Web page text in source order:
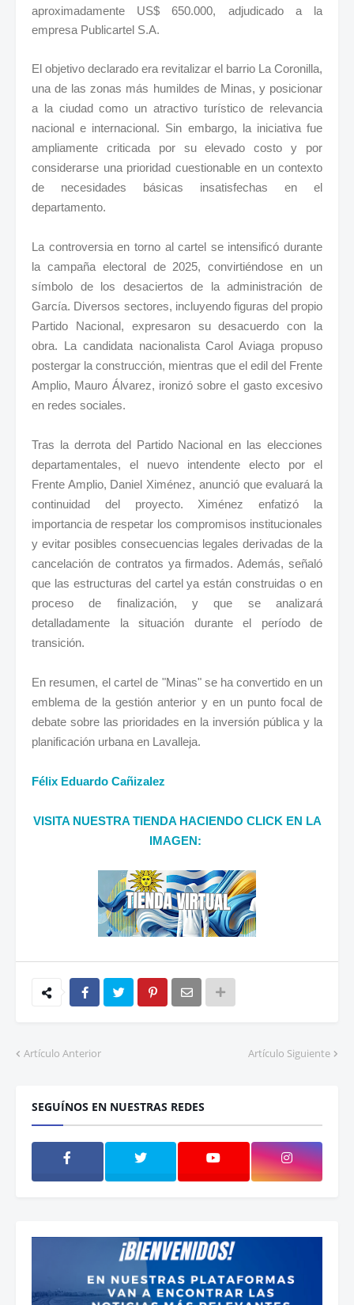
aproximadamente US$ 650.000, adjudicado a la
empresa Publicartel S.A.
El objetivo declarado era revitalizar el barrio La Coronilla,
una de las zonas más humildes de Minas, y posicionar
a la ciudad como un atractivo turístico de relevancia
nacional e internacional. Sin embargo, la iniciativa fue
ampliamente criticada por su elevado costo y por
considerarse una prioridad cuestionable en un contexto
de necesidades básicas insatisfechas en el
departamento.
La controversia en torno al cartel se intensificó durante
la campaña electoral de 2025, convirtiéndose en un
símbolo de los desaciertos de la administración de
García. Diversos sectores, incluyendo figuras del propio
Partido Nacional, expresaron su desacuerdo con la
obra. La candidata nacionalista Carol Aviaga propuso
postergar la construcción, mientras que el edil del Frente
Amplio, Mauro Álvarez, ironizó sobre el gasto excesivo
en redes sociales.
Tras la derrota del Partido Nacional en las elecciones
departamentales, el nuevo intendente electo por el
Frente Amplio, Daniel Ximénez, anunció que evaluará la
continuidad del proyecto. Ximénez enfatizó la
importancia de respetar los compromisos institucionales
y evitar posibles consecuencias legales derivadas de la
cancelación de contratos ya firmados. Además, señaló
que las estructuras del cartel ya están construidas o en
proceso de finalización, y que se analizará
detalladamente la situación durante el período de
transición.
En resumen, el cartel de "Minas" se ha convertido en un
emblema de la gestión anterior y en un punto focal de
debate sobre las prioridades en la inversión pública y la
planificación urbana en Lavalleja.
Félix Eduardo Cañizalez
VISITA NUESTRA TIENDA HACIENDO CLICK EN LA
IMAGEN:
Artículo Anterior Artículo Siguiente
SEGUÍNOS EN NUESTRAS REDES